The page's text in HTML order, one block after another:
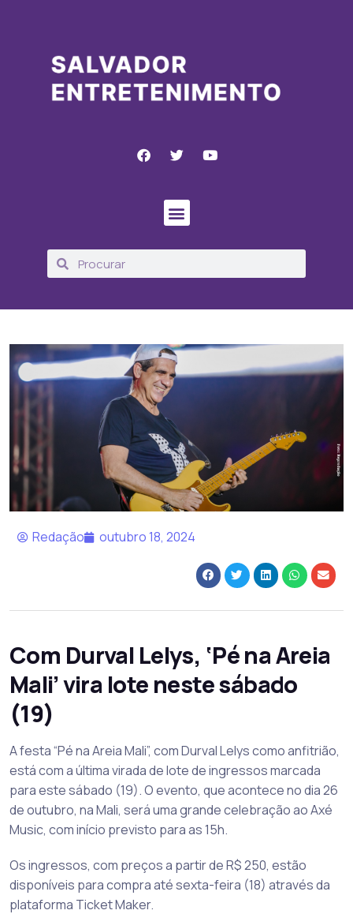
Redação outubro 18, 2024
Com Durval Lelys, ‘Pé na Areia
Mali’ vira lote neste sábado
(19)
A festa “Pé na Areia Mali”, com Durval Lelys como anfitrião,
está com a última virada de lote de ingressos marcada
para este sábado (19). O evento, que acontece no dia 26
de outubro, na Mali, será uma grande celebração ao Axé
Music, com início previsto para as 15h.
Os ingressos, com preços a partir de R$ 250, estão
disponíveis para compra até sexta-feira (18) através da
plataforma Ticket Maker.